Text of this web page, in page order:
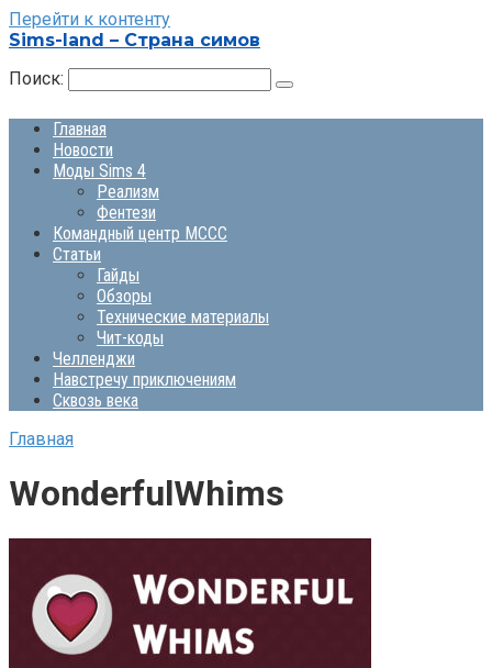
Перейти к контенту
Sims-land – Страна симов
Поиск:
Главная
Новости
Моды Sims 4
Реализм
Фентези
Командный центр MCCC
Статьи
Гайды
Обзоры
Технические материалы
Чит-коды
Челленджи
Навстречу приключениям
Сквозь века
Главная
WonderfulWhims